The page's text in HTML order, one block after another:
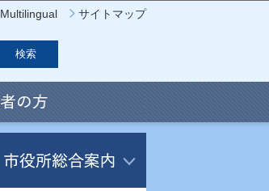
Multilingual サイトマップ